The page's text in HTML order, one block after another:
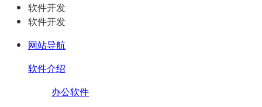
软件开发
软件开发
网站导航
软件介绍
办公软件